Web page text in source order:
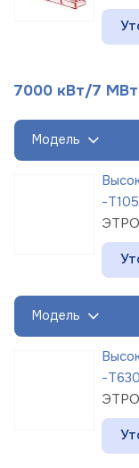
7000 кВт/7 МВт
Модель
-
ЭТРО
Модель
-
ЭТРО